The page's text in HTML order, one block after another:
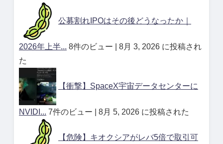
公募割れIPOはその後どうなったか｜
2026年上半... 8件のビュー
8月 3, 2026 に投稿され
た
【衝撃】SpaceX宇宙データセンターに
NVIDI... 7件のビュー 8月 5, 2026 に投稿された
【危険】キオクシアがレバ5倍で取引可